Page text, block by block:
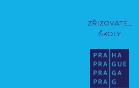
ZŘIZOVATEL
ŠKOLY